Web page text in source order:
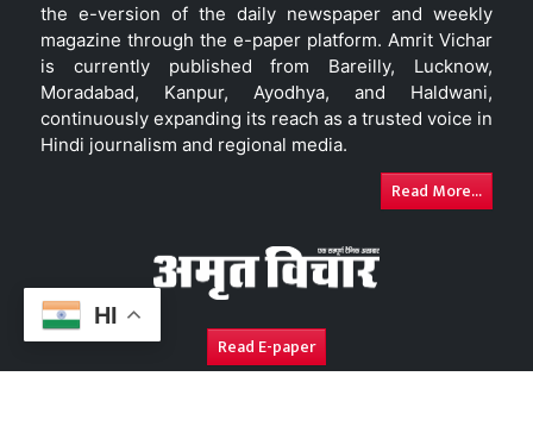
HI
the e-version of the daily newspaper and weekly
magazine through the e-paper platform. Amrit Vichar
is currently published from Bareilly, Lucknow,
Moradabad, Kanpur, Ayodhya, and Haldwani,
continuously expanding its reach as a trusted voice in
Hindi journalism and regional media.
Read More...
Read E-paper